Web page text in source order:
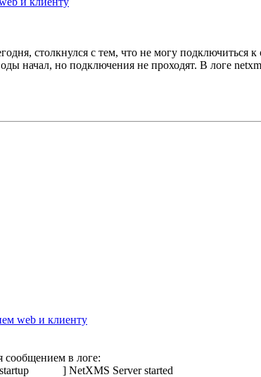
столкнулся с тем, что не могу подключиться
начал, но подключения не проходят. В логе
web и клиенту
сообщением в логе:
[startup ] NetXMS Server started